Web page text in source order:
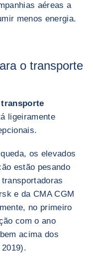
aéreas a
menos energia.
o transporte
ligeiramente
os elevados
estão pesando
e da CMA CGM
no primeiro
com o ano
acima dos